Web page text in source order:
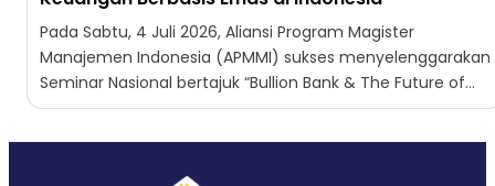
Pada Sabtu, 4 Juli 2026, Aliansi Program Magister
Manajemen Indonesia (APMMI) sukses menyelenggarakan
Seminar Nasional bertajuk “Bullion Bank & The Future of
Finance: Transformasi Emas...